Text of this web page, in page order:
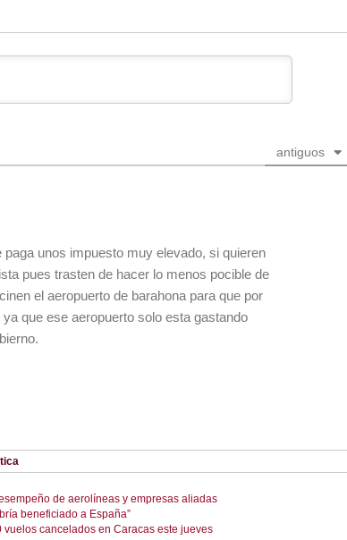
antiguos
unos impuesto muy elevado, si quieren
pues trasten de hacer lo menos pocible de
el aeropuerto de barahona para que por
que ese aeropuerto solo esta gastando
de aerolíneas y empresas aliadas
beneficiado a España”
cancelados en Caracas este jueves